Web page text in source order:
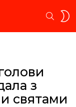
з
святами